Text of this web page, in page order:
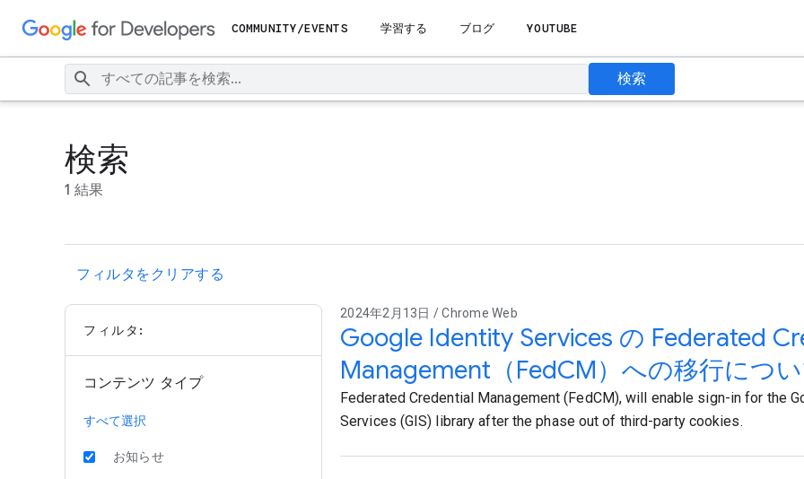
COMMUNITY/EVENTS 学習する ブログ YOUTUBE
検索
検索
1 結果
フィルタをクリアする
フィルタ:
コンテンツ タイプ
すべて選択
お知らせ
2024年2月13日 / Chrome Web
Google Identity Services の Federated
Management（FedCM）への移行につ
Federated Credential Management (FedCM), will enable sign-in for the
Services (GIS) library after the phase out of third-party cookies.